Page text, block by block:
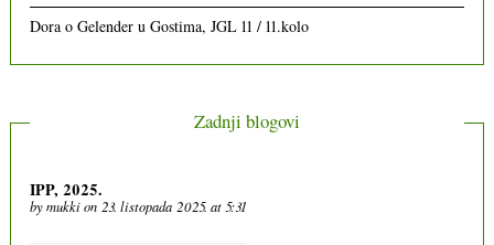
Dora oGelender u Gostima, JGL 11 / 11.kolo
Zadnji blogovi
IPP, 2025.
bymukkion 23. listopada 2025. at 5:31